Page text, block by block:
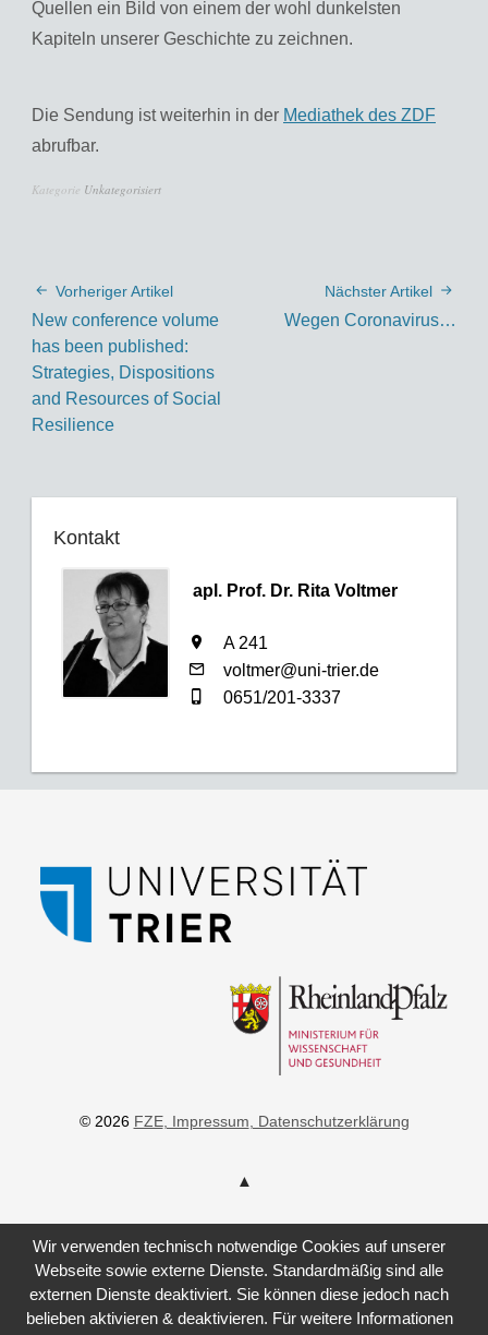
Quellen ein Bild von einem der wohl dunkelsten
Kapiteln unserer Geschichte zu zeichnen.
Die Sendung ist weiterhin in der Mediathek des ZDF
abrufbar.
Kategorie Unkategorisiert
Vorheriger Artikel
New conference volume
has been published:
Strategies, Dispositions
and Resources of Social
Resilience
Nächster Artikel
Wegen Coronavirus…
Kontakt
apl. Prof. Dr. Rita Voltmer
A 241
voltmer@uni-trier.de
0651/201-3337
© 2026 FZE, Impressum , Datenschutzerklärung
Wir verwenden technisch notwendige Cookies auf unserer
Webseite sowie externe Dienste. Standardmäßig sind alle
externen Dienste deaktiviert. Sie können diese jedoch nach
belieben aktivieren & deaktivieren. Für weitere Informationen